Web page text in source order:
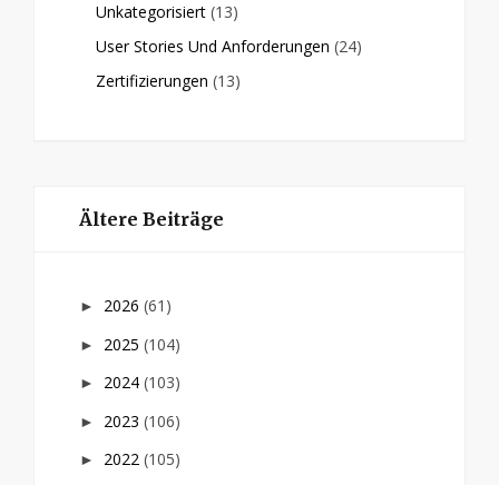
Unkategorisiert (13)
User Stories Und Anforderungen (24)
Zertifizierungen (13)
Ältere Beiträge
► 2026 (61)
► 2025 (104)
► 2024 (103)
► 2023 (106)
► 2022 (105)